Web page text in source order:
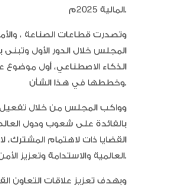
المالية 2025م.
وتصدرت قطاعات الصناعة ،
المجلس خلال الدور الأول
الذكاء الاصطناعي، أول موضوع
وخططها في هذا الشأن.
وواكب المجلس من خلال تفعيل
بالفائدة على شعوب ودول
القضايا ذات لاهتمام المشترك،
العالمية والاستدامة وتعزيز الأمن والاستقرار والسلم الدوليين.
وبهدف تعزيز علاقات التعاون